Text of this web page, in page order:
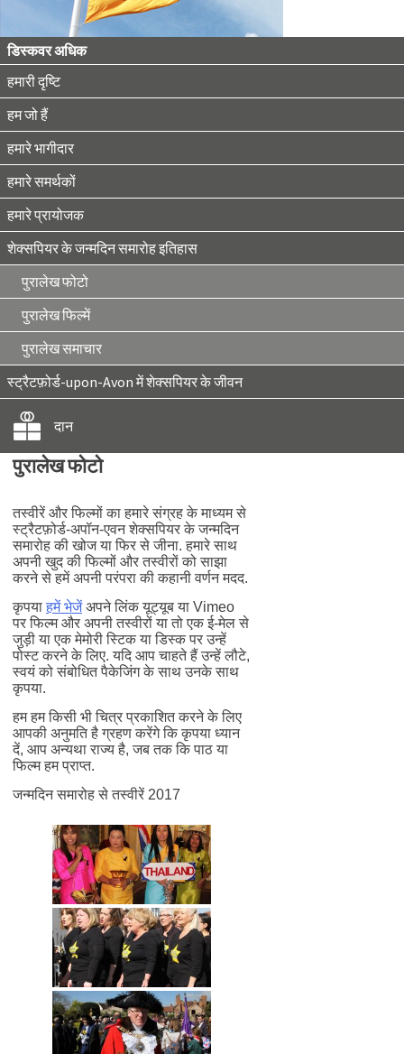
डिस्कवर अधिक
हमारी दृष्टि
हम जो हैं
हमारे भागीदार
हमारे समर्थकों
हमारे प्रायोजक
शेक्सपियर के जन्मदिन समारोह इतिहास
पुरालेख फोटो
पुरालेख फिल्में
पुरालेख समाचार
स्ट्रैटफ़ोर्ड-upon-Avon में शेक्सपियर के जीवन
दान
पुरालेख फोटो
तस्वीरें और फिल्मों का हमारे संग्रह के माध्यम से
स्ट्रैटफ़ोर्ड-अपॉन-एवन शेक्सपियर के जन्मदिन
समारोह की खोज या फिर से जीना. हमारे साथ
अपनी खुद की फिल्मों और तस्वीरों को साझा
करने से हमें अपनी परंपरा की कहानी वर्णन मदद.
कृपयाहमें भेजेंअपने लिंक यूट्यूब या Vimeo
पर फिल्म और अपनी तस्वीरों या तो एक ई-मेल से
जुड़ी या एक मेमोरी स्टिक या डिस्क पर उन्हें
पोस्ट करने के लिए. यदि आप चाहते हैं उन्हें लौटे,
स्वयं को संबोधित पैकेजिंग के साथ उनके साथ
कृपया.
हम हम किसी भी चित्र प्रकाशित करने के लिए
आपकी अनुमति है ग्रहण करेंगे कि कृपया ध्यान
दें, आप अन्यथा राज्य है, जब तक कि पाठ या
फिल्म हम प्राप्त.
जन्मदिन समारोह से तस्वीरें 2017